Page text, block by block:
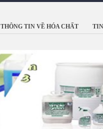
THÔNG TIN VỀ HÓA CHẤT